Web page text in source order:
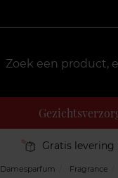
Gratis
Damesparfum Fragrance